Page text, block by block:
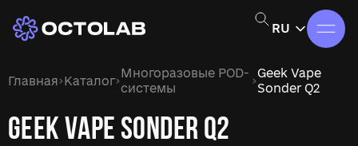
RU
Главная›Каталог›Многоразовые POD-
системы
›Geek Vape
Sonder Q2
GEEK VAPE SONDER Q2